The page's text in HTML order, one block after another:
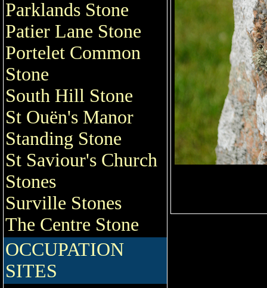
Parklands Stone
Patier Lane Stone
Portelet Common
Stone
South Hill Stone
St Ouën's Manor
Standing Stone
St Saviour's Church
Stones
Surville Stones
The Centre Stone
OCCUPATION
SITES